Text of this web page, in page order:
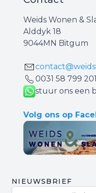
Weids Wonen &
Alddyk 18
9044MN Bitgum
0031 ‪58 799
stuur ons een
Volg ons op
NIEUWSBRIEF